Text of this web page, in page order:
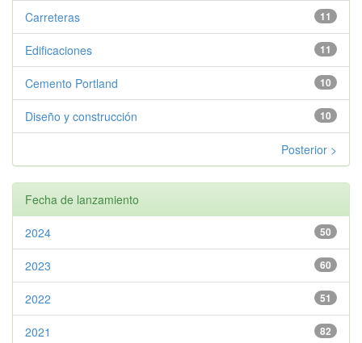
11
Carreteras
11
Edificaciones
10
Cemento Portland
10
Diseño y construcción
Posterior >
Fecha de lanzamiento
50
2024
60
2023
51
2022
82
2021